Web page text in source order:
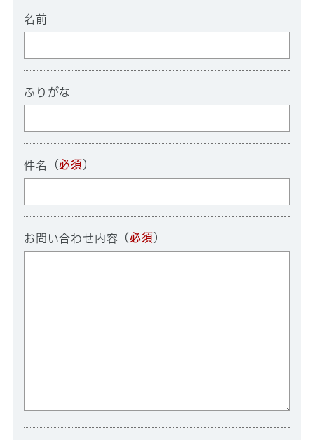
名前
ふりがな
件名 （必須 ）
お問い合わせ内容 （必須 ）